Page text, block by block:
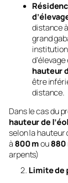
distance
grand
hauteur
être
distance.
Dans le cas du
hauteur de
selon la hauteur
à 800 mou880
arpents)
Limite de